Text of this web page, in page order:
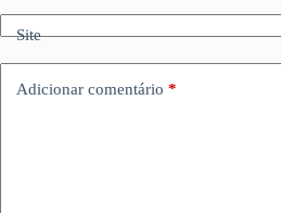
Site
Adicionar comentário *